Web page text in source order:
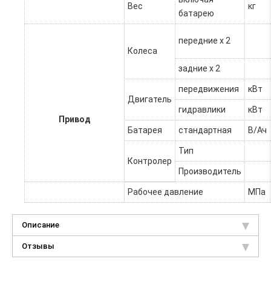
Вес
батарею
кг
Привод
Колеса
передние х 2
задние х 2
Двигатель
передвижения кВт
гидравлики кВт
Батарея стандартная В/Ач
Контролер
Тип
Производитель
Рабочее давление МПа
Описание
Отзывы